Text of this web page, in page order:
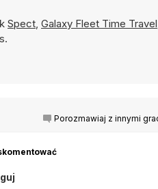
Spect, Galaxy Fleet Time Travel
Porozmawiaj z innymi